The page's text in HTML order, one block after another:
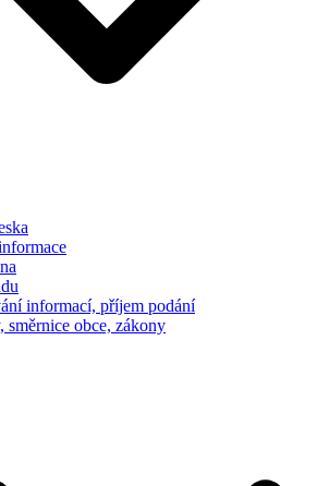
informací, příjem podání
směrnice obce, zákony